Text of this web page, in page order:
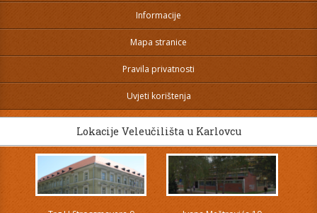
Informacije
Mapa stranice
Pravila privatnosti
Uvjeti korištenja
Lokacije Veleučilišta u Karlovcu